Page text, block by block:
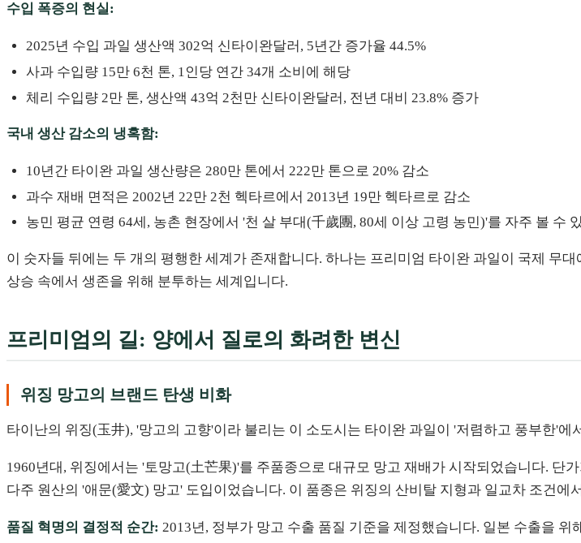
수입 폭증의 현실:
2025년 수입 과일 생산액 302억 신타이완달러, 5년간 증가율 44.5%
사과 수입량 15만 6천 톤, 1인당 연간 34개 소비에 해당
체리 수입량 2만 톤, 생산액 43억 2천만 신타이완달러, 전년 대비 23.8% 증가
국내 생산 감소의 냉혹함:
10년간 타이완 과일 생산량은 280만 톤에서 222만 톤으로 20% 감소
과수 재배 면적은 2002년 22만 2천 헥타르에서 2013년 19만 헥타르로 감소
농민 평균 연령 64세, 농촌 현장에서 '천 살 부대(千歲團, 80세 이상 고령 농민)'를 자주 볼 수
이 숫자들 뒤에는 두 개의 평행한 세계가 존재합니다. 하나는 프리미엄 타이완 과일이 국제 무
상승 속에서 생존을 위해 분투하는 세계입니다.
프리미엄의 길: 양에서 질로의 화려한 변신
위징 망고의 브랜드 탄생 비화
타이난의 위징(玉井), '망고의 고향'이라 불리는 이 소도시는 타이완 과일이 '저렴하고 풍부한'
1960년대, 위징에서는 '토망고(土芒果)'를 주품종으로 대규모 망고 재배가 시작되었습니다. 단
다주 원산의 '애문(愛文) 망고' 도입이었습니다. 이 품종은 위징의 산비탈 지형과 일교차 조건에
품질 혁명의 결정적 순간: 2013년, 정부가 망고 수출 품질 기준을 제정했습니다. 일본 수출을